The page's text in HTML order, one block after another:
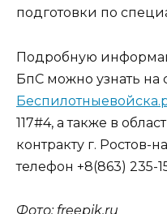
подготовки по
Подробную
БпС можно узнать на
117#4, а также в
контракту г. Ростов-
телефон +8(863) 235-
Фото: freepik.ru